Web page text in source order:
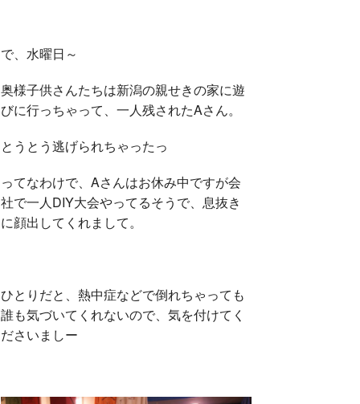
で、水曜日～
奥様子供さんたちは新潟の親せきの家に遊
びに行っちゃって、一人残されたAさん。
とうとう逃げられちゃったっ
ってなわけで、Aさんはお休み中ですが会
社で一人DIY大会やってるそうで、息抜き
に顔出してくれまして。
ひとりだと、熱中症などで倒れちゃっても
誰も気づいてくれないので、気を付けてく
ださいましー